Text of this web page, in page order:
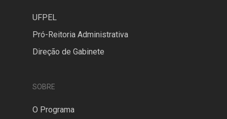
UFPEL
Pró-Reitoria Administrativa
Direção de Gabinete
SOBRE
O Programa